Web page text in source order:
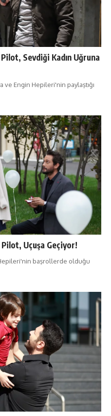
Sevdiği Kadın Uğruna
ve Engin Hepileri'nin paylaştığı
Uçuşa Geçiyor!
başrollerde olduğu